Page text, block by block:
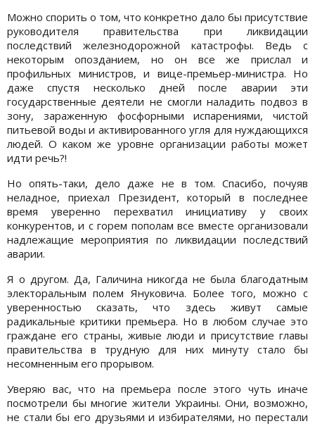
Можно спорить о том, что конкретно дало бы присутствие
руководителя правительства при ликвидации
последствий железнодорожной катастрофы. Ведь с
некоторым опозданием, но он все же прислал и
профильных министров, и вице-премьер-министра. Но
даже спустя несколько дней после аварии эти
государственные деятели не смогли наладить подвоз в
зону, зараженную фосфорными испарениями, чистой
питьевой воды и активированного угля для нуждающихся
людей. О каком же уровне организации работы может
идти речь?!
Но опять-таки, дело даже не в том. Спасибо, почуяв
неладное, приехал Президент, который в последнее
время уверенно перехватил инициативу у своих
конкурентов, и с горем пополам все вместе организовали
надлежащие мероприятия по ликвидации последствий
аварии.
Я о другом. Да, Галичина никогда не была благодатным
электоральным полем Януковича. Более того, можно с
уверенностью сказать, что здесь живут самые
радикальные критики премьера. Но в любом случае это
граждане его страны, живые люди и присутствие главы
правительства в трудную для них минуту стало бы
несомненным его прорывом.
Уверяю вас, что на премьера после этого чуть иначе
посмотрели бы многие жители Украины. Они, возможно,
не стали бы его друзьями и избирателями, но перестали